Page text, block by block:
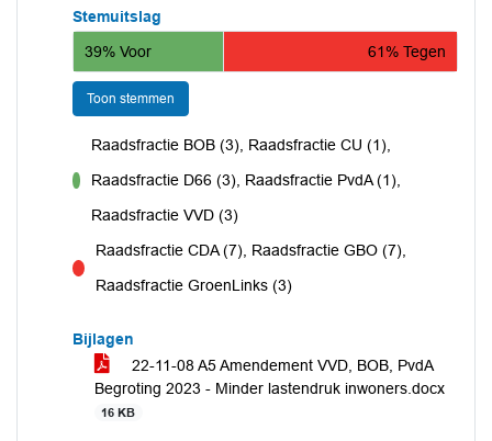
Stemuitslag
39% Voor
61% Tegen
Toon stemmen
Raadsfractie BOB (3), Raadsfractie CU (1),
Raadsfractie D66 (3), Raadsfractie PvdA (1),
Raadsfractie VVD (3)
tegen
Raadsfractie CDA (7), Raadsfractie GBO (7),
Raadsfractie GroenLinks (3)
Bijlagen
22-11-08 A5 Amendement VVD, BOB, PvdA
Begroting 2023 - Minder lastendruk inwoners.docx
16 KB